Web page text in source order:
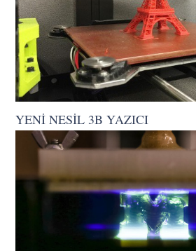
YENİ NESİL 3B YAZICI